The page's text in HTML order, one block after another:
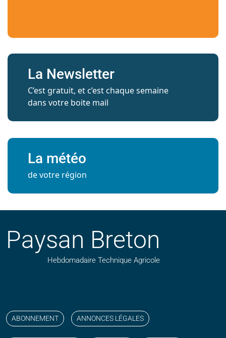
La Newsletter
C’est gratuit, et c’est chaque semaine
dans votre boite mail
La météo
de votre région
Paysan Breton
Hebdomadaire Technique Agricole
ABONNEMENT ANNONCES LÉGALES